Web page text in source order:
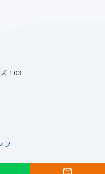
103
フ